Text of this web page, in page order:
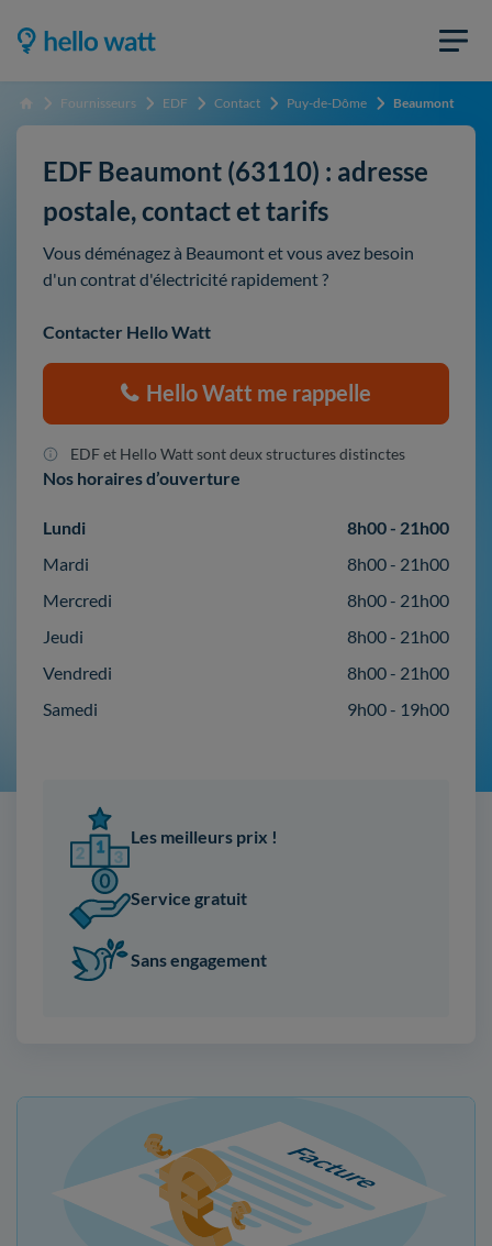
Accueil Fournisseurs EDF Contact Puy-de-Dôme Beaumont
EDF Beaumont (63110) : adresse
postale, contact et tarifs
Vous déménagez à Beaumont et vous avez besoin
d'un contrat d'électricité rapidement ?
Contacter Hello Watt
Hello Watt me rappelle
EDF et Hello Watt sont deux structures distinctes
Nos horaires d’ouverture
Lundi
8h00 - 21h00
Mardi
8h00 - 21h00
Mercredi
8h00 - 21h00
Jeudi
8h00 - 21h00
Vendredi
8h00 - 21h00
Samedi
9h00 - 19h00
Les meilleurs prix !
Service gratuit
Sans engagement